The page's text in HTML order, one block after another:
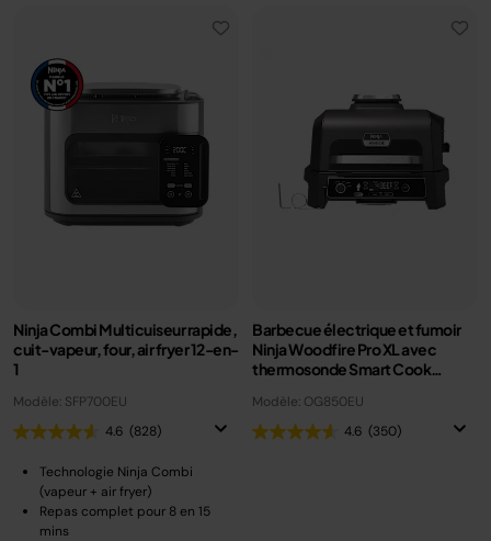
Ninja Combi Multicuiseur rapide,
cuit-vapeur, four, air fryer 12-en-
1
Modèle: SFP700EU
4.6 (828)
Technologie Ninja Combi
(vapeur + air fryer)
Repas complet pour 8 en 15
mins
Barbecue électrique et fumoir
Ninja Woodfire Pro XL avec
thermosonde Smart Cook
Modèle: OG850EU
4.6 (350)